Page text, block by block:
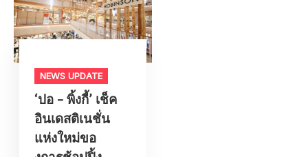
NEWS UPDATE
‘ปอ – พิ้งกี้’ เช็ค
อินเดสติเนชั่น
แห่งใหม่ขอ